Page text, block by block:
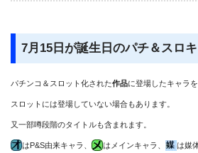
7月15日が誕生日のパチ＆スロ
パチンコ＆スロット化された作品に登場したキャラ
スロットには登場していない場合もあります。
又一部噂段階のタイトルも含まれます。
はP&S由来キャラ、 はメインキャラ、 は媒